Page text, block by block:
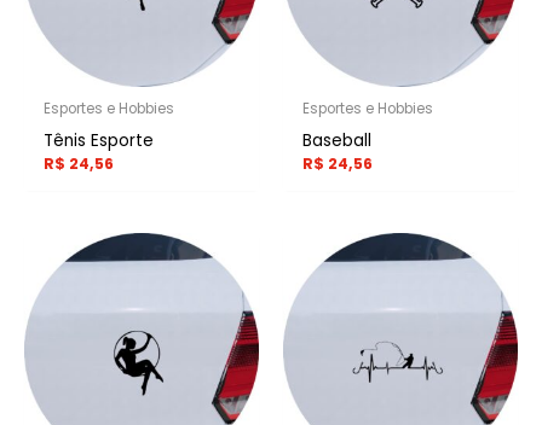
Esportes e Hobbies
Tênis Esporte
R$ 24,56
Esportes e Hobbies
Baseball
R$ 24,56